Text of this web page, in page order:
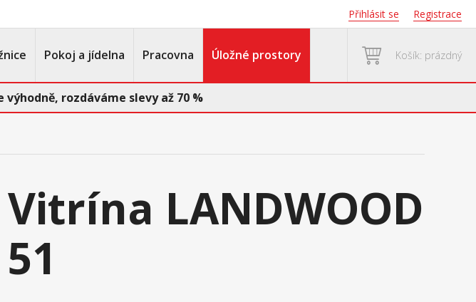
Přihlásit se Registrace
Pokoj a jídelna Pracovna Úložné prostory Košík: prázdný
rozdáváme slevy až 70 %
Vitrína LANDWOOD
51